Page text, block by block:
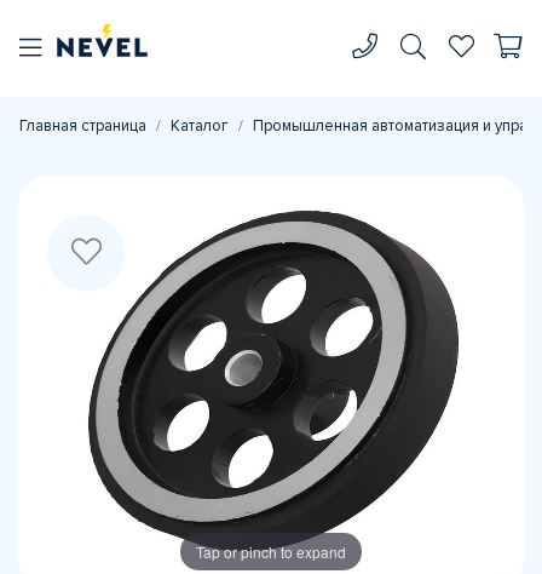
Главная страница Каталог Промышленная автоматизация и
Tap or pinch to expand